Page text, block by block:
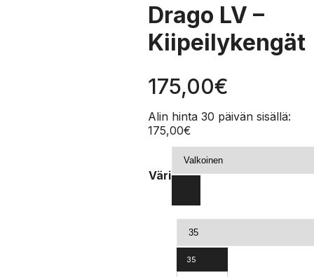
Drago LV –
Kiipeilykengät
175,00€
Alin hinta 30 päivän sisällä:
175,00€
Väri
35